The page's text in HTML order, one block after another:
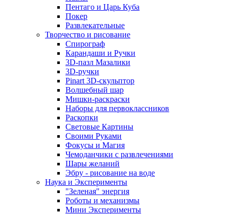
Пентаго и Царь Куба
Покер
Развлекательные
Творчество и рисование
Спирограф
Карандаши и Ручки
3D-пазл Мазалики
3D-ручки
Pinart 3D-скульптор
Волшебный шар
Мишки-раскраски
Наборы для первоклассников
Раскопки
Световые Картины
Своими Руками
Фокусы и Магия
Чемоданчики с развлечениями
Шары желаний
Эбру - рисование на воде
Наука и Эксперименты
"Зеленая" энергия
Роботы и механизмы
Мини Эксперименты